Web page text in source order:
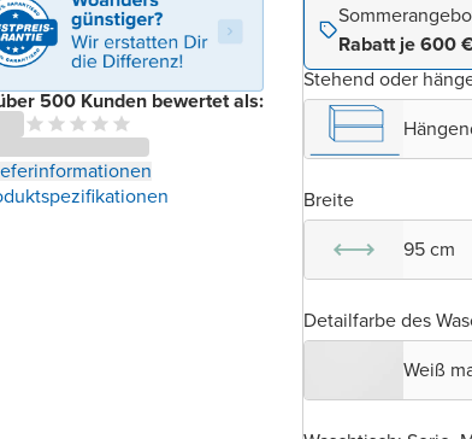
500 Kunden bewertet als:
Rabatt je 600
Stehend oder
Breite
95 cm
Detailfarbe des
Weiß